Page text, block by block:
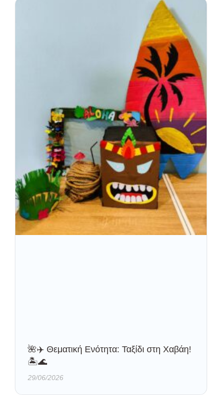
🌺✈️ Θεματική Ενότητα: Ταξίδι στη Χαβάη!
🏝️🌊
29/06/2026